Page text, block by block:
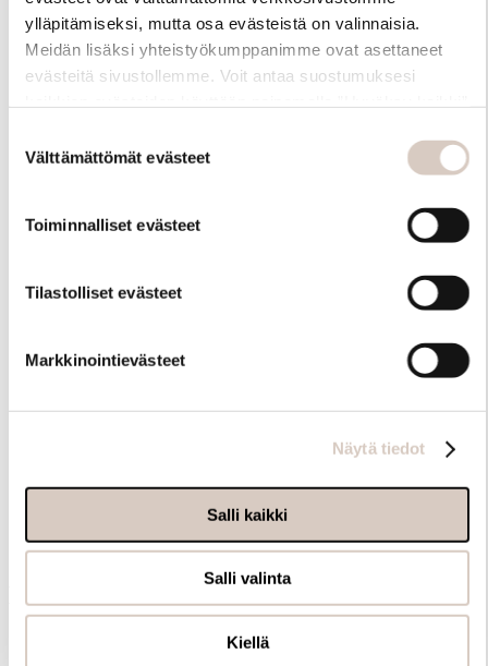
ylläpitämiseksi, mutta osa evästeistä on valinnaisia.
Meidän lisäksi yhteistyökumppanimme ovat asettaneet
evästeitä sivustollemme. Voit antaa suostumuksesi
myöhemmin ”Evästeasetukset” -linkin kautta.
valinta
Välttämättömät evästeet
Toiminnalliset evästeet
Tilastolliset evästeet
Markkinointievästeet
Näytä tiedot
Salli kaikki
Salli valinta
Kiellä
Samankaltaisia tuotteita